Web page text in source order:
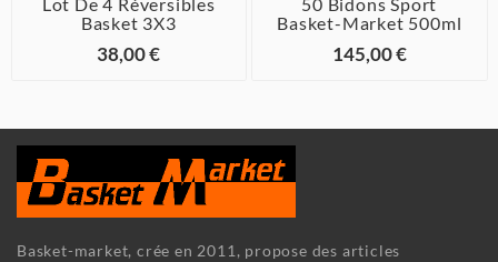
Basket 3X3
38,00 €
Basket-Market 500ml
145,00 €
Basket-market, crée en 2011, propose des articles